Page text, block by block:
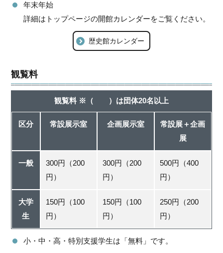
年末年始
詳細はトップページの開館カレンダーをご覧ください。
歴史館カレンダー
観覧料
観覧料 ※（ ）は団体20名以上
区分 常設展示室 企画展示室
常設展＋企画
展
一般
300円（200
円）
300円（200
円）
500円（400
円）
大学
生
150円（100
円）
150円（100
円）
250円（200
円）
小・中・高・特別支援学生は「無料」です。